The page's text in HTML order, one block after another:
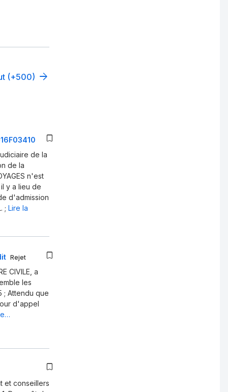
(+500)
de la
de la
n'est
y a lieu de
d'admission
; Lire la
Rejet
CIVILE, a
les
; Attendu que
d'appel
et conseillers